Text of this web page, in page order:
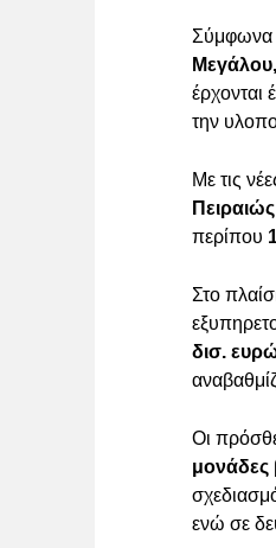
Σύμφωνα
Μεγάλου,
έρχονται
την
Με τις
Πειραιώς
περίπου
Στο
δισ.
Οι
μονάδες
ενώ σε